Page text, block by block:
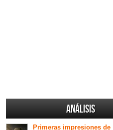
Análisis
Primeras impresiones de